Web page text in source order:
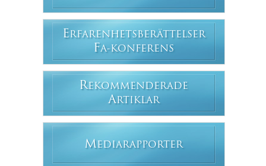
ERFARENHETSBERÄTTELSER
FA-KONFERENS
REKOMMENDERADE
ARTIKLAR
MEDIARAPPORTER